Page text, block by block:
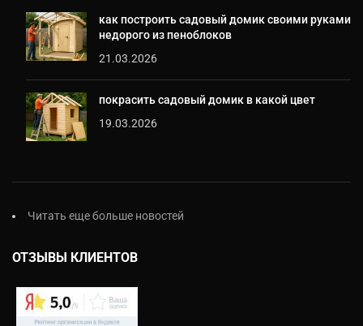
как построить садовый домик своими руками
недорого из пеноблоков
21.03.2026
покрасить садовый домик в какой цвет
19.03.2026
Читать еще больше новостей
ОТЗЫВЫ КЛИЕНТОВ